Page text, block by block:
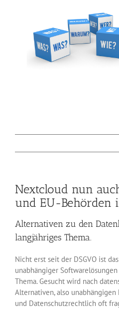
Nextcloud nun
und EU-Behörden
Alternativen zu den
langjähriges Thema.
Nicht erst seit der DSGVO ist
unabhängiger
Thema. Gesucht wird nach
Alternativen, also unabhängigen
und Datenschutzrechtlich oft